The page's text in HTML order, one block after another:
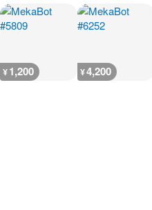
¥1,200 ¥4,200